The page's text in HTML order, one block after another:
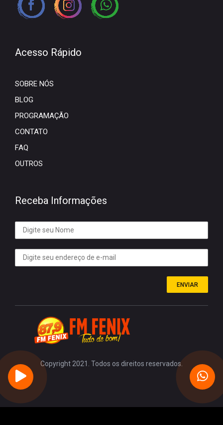
Acesso Rápido
SOBRE NÓS
BLOG
PROGRAMAÇÃO
CONTATO
FAQ
OUTROS
Receba Informações
ENVIAR
Copyright 2021. Todos os direitos reservados.